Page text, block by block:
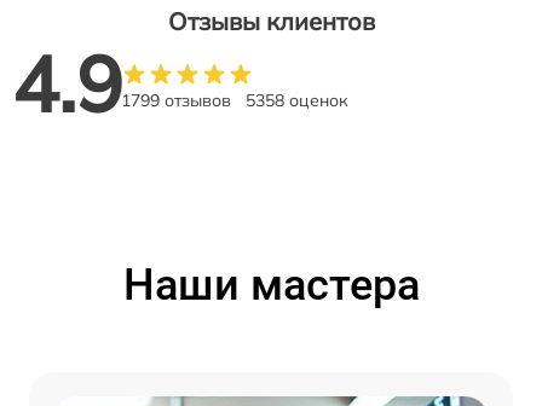
Отзывы клиентов
4.91799 отзывов 5358 оценок
Наши мастера